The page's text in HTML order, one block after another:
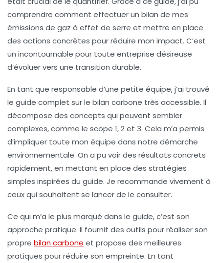
comprendre comment effectuer un bilan de mes
émissions de gaz à effet de serre et mettre en place
des actions concrètes pour réduire mon impact. C’est
un incontournable pour toute entreprise désireuse
d’évoluer vers une transition durable.
En tant que responsable d’une petite équipe, j’ai trouvé
le guide complet sur le bilan carbone très accessible. Il
décompose des concepts qui peuvent sembler
complexes, comme le scope 1, 2 et 3. Cela m’a permis
d’impliquer toute mon équipe dans notre démarche
environnementale. On a pu voir des résultats concrets
rapidement, en mettant en place des stratégies
simples inspirées du guide. Je recommande vivement à
ceux qui souhaitent se lancer de le consulter.
Ce qui m’a le plus marqué dans le guide, c’est son
approche pratique. Il fournit des outils pour réaliser son
propre bilan carbone et propose des meilleures
pratiques pour réduire son empreinte. En tant